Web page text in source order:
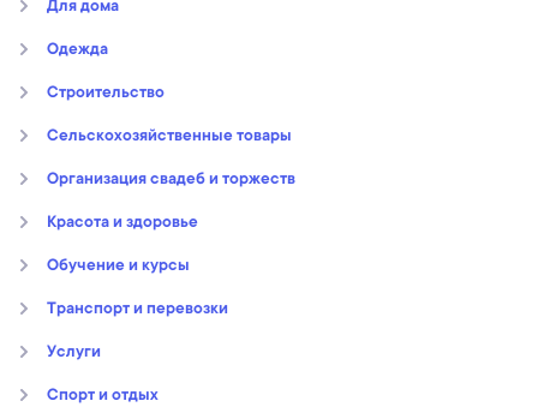
Для дома
Oдежда
Строительство
Сельскохозяйственные товары
Организация свадеб и торжеств
Kрасота и здоровье
Обучение и курсы
Транспорт и перевозки
Услуги
Спорт и отдых